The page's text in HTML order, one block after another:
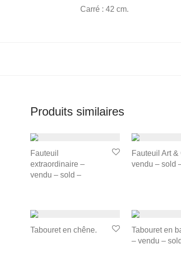
Carré : 42 cm.
Produits similaires
Fauteuil
extraordinaire –
vendu – sold –
Fauteuil Art &
vendu – sold
Tabouret en chêne.
Tabouret en
– vendu –